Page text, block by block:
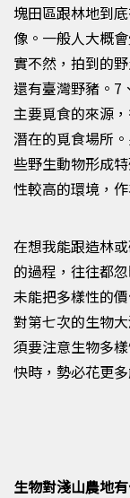
塊田區跟林地到
像。一般人大概
實不然，拍到的
還有臺灣野豬。7
主要覓食的來源
潛在的覓食場所
些野生動物形成
性較高的環境，
在想我能跟造林
的過程，往往都
未能把多樣性的
對第七次的生物
須要注意生物多
快時，勢必花更
生物對淺山農地